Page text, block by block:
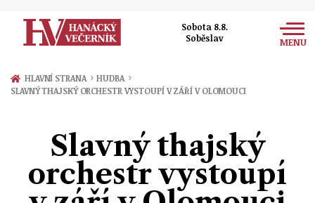
Sobota 8.8.
Soběslav
MENU
Zprávy
Prostějov
Přerov
Politika
Ekonomika
Kultura
Hudba
Společnost
Ženy
Sport
HLAVNÍ STRANA › HUDBA ›
SLAVNÝ THAJSKÝ ORCHESTR VYSTOUPÍ V ZÁŘÍ V OLOMOUCI
Slavný thajský
orchestr vystoupí